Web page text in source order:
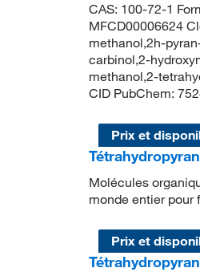
CAS: 100-72-1
MFCD00006624
methanol,2h-
carbinol,2-
methanol,2-
CID PubChem:
Prix et
Molécules
monde entier
Prix et